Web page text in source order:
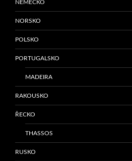
NĚMECKO
NORSKO
POLSKO
PORTUGALSKO
MADEIRA
RAKOUSKO
ŘECKO
THASSOS
RUSKO